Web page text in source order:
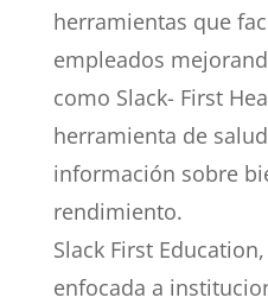
herramientas que
empleados
como Slack- First
herramienta de
información sobre
rendimiento.
Slack First
enfocada a